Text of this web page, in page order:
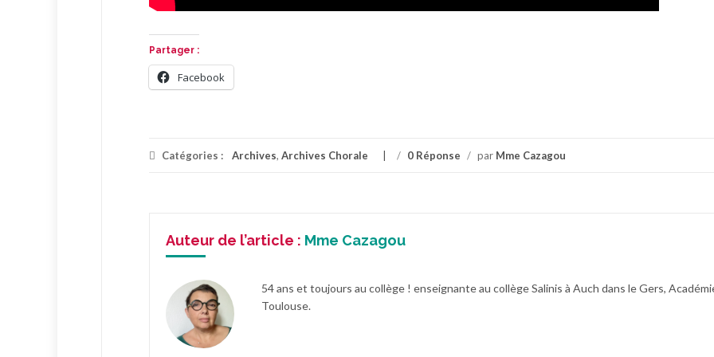
Partager :
Facebook
Catégories : Archives, Archives Chorale / 0 Réponse / par Mme Cazagou
Auteur de l’article : Mme Cazagou
54 ans et toujours au collège ! enseignante au collège Salinis à Auch dans le Gers,
Toulouse.